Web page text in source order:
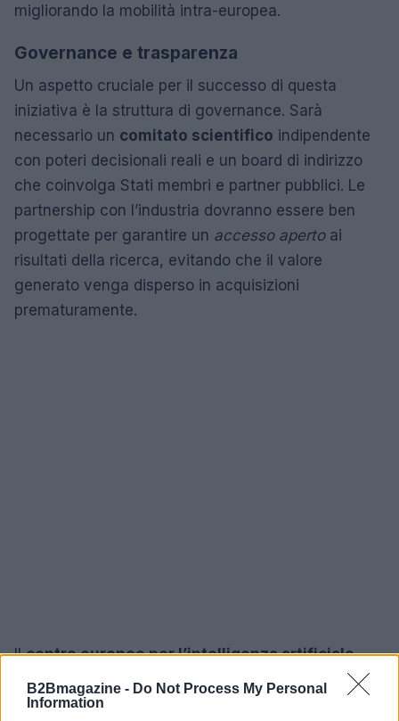
B2Bmagazine - Do Not Process My Personal
Information
migliorando la mobilità intra-europea.
Governance e trasparenza
Un aspetto cruciale per il successo di questa
iniziativa è la struttura di governance. Sarà
necessario un comitato scientifico indipendente
con poteri decisionali reali e un board di indirizzo
che coinvolga Stati membri e partner pubblici. Le
partnership con l’industria dovranno essere ben
progettate per garantire un accesso apertoai
risultati della ricerca, evitando che il valore
generato venga disperso in acquisizioni
prematuramente.
Ilcentro europeo per l’intelligenza artificiale
rappresenta una sfida ambiziosa, ma offre anche
un’opportunità unica per l’Europa. Con una